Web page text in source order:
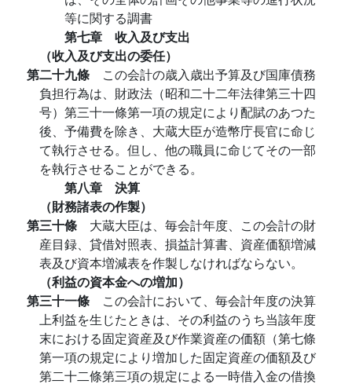
等に関する調書
第七章 收入及び支出
（收入及び支出の委任）
第二十九條 この会計の歳入歳出予算及び国庫債務
負担行為は、財政法（昭和二十二年法律第三十四
号）第三十一條第一項の規定により配賦のあつた
後、予備費を除き、大蔵大臣が造幣庁長官に命じ
て執行させる。但し、他の職員に命じてその一部
を執行させることができる。
第八章 決算
（財務諸表の作製）
第三十條 大蔵大臣は、毎会計年度、この会計の財
産目録、貸借対照表、損益計算書、資産価額増減
表及び資本増減表を作製しなければならない。
（利益の資本金への増加）
第三十一條 この会計において、毎会計年度の決算
上利益を生じたときは、その利益のうち当該年度
末における固定資産及び作業資産の価額（第七條
第一項の規定により増加した固定資産の価額及び
第二十二條第三項の規定による一時借入金の借換